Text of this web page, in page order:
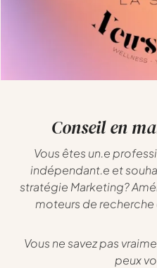
Conseil en
Vous êtes un.e
indépendant.e et
stratégie Marketing?
moteurs de recherche
Vous ne savez pas
peux